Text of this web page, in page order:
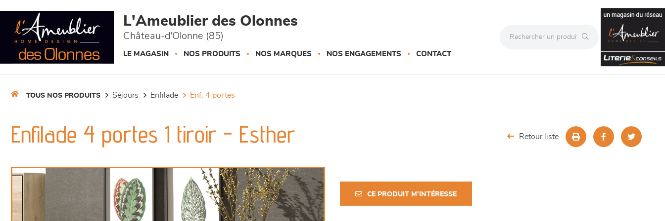
L'Ameublier des Olonnes
Château-d'Olonne (85)
LE MAGASIN NOS PRODUITS NOS MARQUES NOS ENGAGEMENTS CONTACT
TOUS NOS PRODUITS séjours enfilade enf. 4 portes
Enfilade 4 portes 1 tiroir - Esther Retour liste
CE PRODUIT M'INTÉRESSE